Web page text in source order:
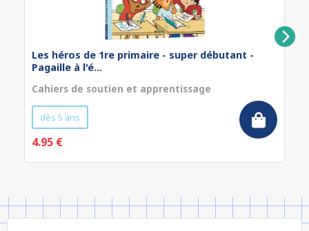
Les héros de 1re primaire - super débutant -
Pagaille à l'é...
Cahiers de soutien et apprentissage
dès 5 ans
4.95 €